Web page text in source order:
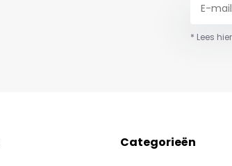
* Lees
Categorieën